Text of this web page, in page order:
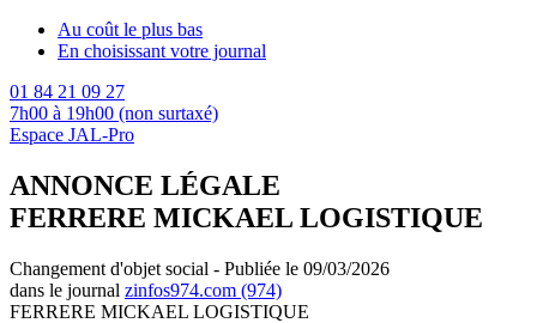
Au coût le plus bas
En choisissant votre journal
01 84 21 09 27
7h00 à 19h00 (non surtaxé)
Espace JAL-Pro
ANNONCE LÉGALE
FERRERE MICKAEL LOGISTIQUE
Changement d'objet social - Publiée le 09/03/2026
dans le journal zinfos974.com (974)
FERRERE MICKAEL LOGISTIQUE